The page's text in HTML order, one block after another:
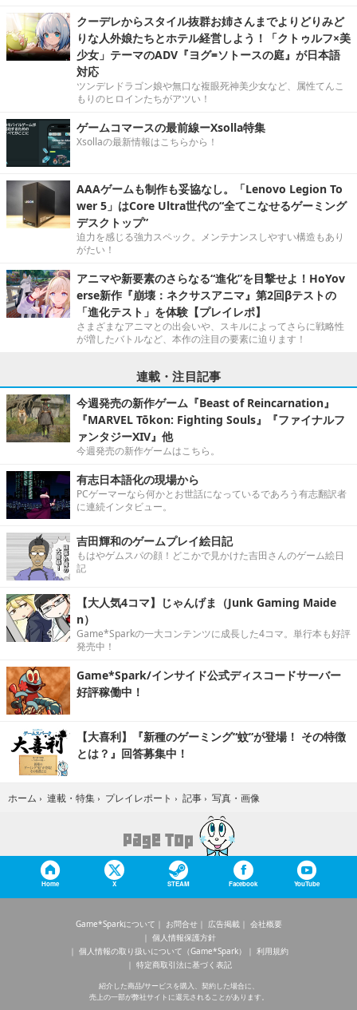
クーデレからスタイル抜群お姉さんまでよりどりみど
りな人外娘たちとホテル経営しよう！「クトゥルフ×美
少女」テーマのADV『ヨグ=ソトースの庭』が日本語
対応
ツンデレドラゴン娘や無口な複眼死神美少女など、属性てんこ
もりのヒロインたちがアツい！
ゲームコマースの最前線ーXsolla特集
Xsollaの最新情報はこちらから！
AAAゲームも制作も妥協なし。「Lenovo Legion To
wer 5」はCore Ultra世代の“全てこなせるゲーミング
デスクトップ”
迫力を感じる強力スペック。メンテナンスしやすい構造もあり
がたい！
アニマや新要素のさらなる“進化”を目撃せよ！HoYov
erse新作『崩壊：ネクサスアニマ』第2回βテストの
「進化テスト」を体験【プレイレポ】
さまざまなアニマとの出会いや、スキルによってさらに戦略性
が増したバトルなど、本作の注目の要素に迫ります！
連載・注目記事
今週発売の新作ゲーム『Beast of Reincarnation』
『MARVEL Tōkon: Fighting Souls』『ファイナルフ
ァンタジーXIV』他
今週発売の新作ゲームはこちら。
有志日本語化の現場から
PCゲーマーなら何かとお世話になっているであろう有志翻訳者
に連続インタビュー。
吉田輝和のゲームプレイ絵日記
もはやゲムスパの顔！どこかで見かけた吉田さんのゲーム絵日
記
【大人気4コマ】じゃんげま（Junk Gaming Maide
n）
Game*Sparkの一大コンテンツに成長した4コマ。単行本も好評
発売中！
Game*Spark/インサイド公式ディスコードサーバー
好評稼働中！
【大喜利】『新種のゲーミング“蚊”が登場！ その特徴
とは？』回答募集中！
ホーム › 連載・特集 › プレイレポート › 記事 › 写真・画像
Home X STEAM Facebook YouTube
Game*Sparkについて お問合せ 広告掲載
会社概要
個人情報保護方針
個人情報の取り扱いについて（Game*Spark）
利用規約
特定商取引法に基づく表記
紹介した商品/サービスを購入、契約した場合に、
売上の一部が弊社サイトに還元されることがあります。